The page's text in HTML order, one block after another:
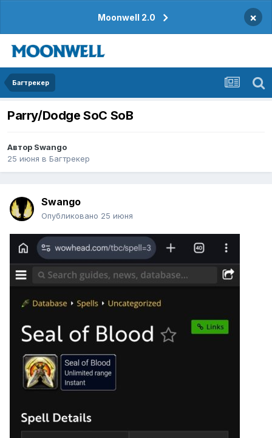
Moonwell 2.0 ×
Багтрекер
Parry/Dodge SoC SoB
Автор Swango
25 июня в Багтрекер
Swango
Опубликовано 25 июня